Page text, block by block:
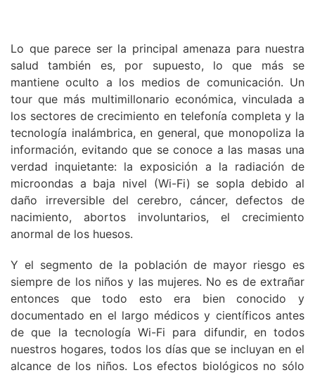
Lo que parece ser la principal amenaza para nuestra
salud también es, por supuesto, lo que más se
mantiene oculto a los medios de comunicación. Un
tour que más multimillonario económica, vinculada a
los sectores de crecimiento en telefonía completa y la
tecnología inalámbrica, en general, que monopoliza la
información, evitando que se conoce a las masas una
verdad inquietante: la exposición a la radiación de
microondas a baja nivel (Wi-Fi) se sopla debido al
daño irreversible del cerebro, cáncer, defectos de
nacimiento, abortos involuntarios, el crecimiento
anormal de los huesos.
Y el segmento de la población de mayor riesgo es
siempre de los niños y las mujeres. No es de extrañar
entonces que todo esto era bien conocido y
documentado en el largo médicos y científicos antes
de que la tecnología Wi-Fi para difundir, en todos
nuestros hogares, todos los días que se incluyan en el
alcance de los niños. Los efectos biológicos no sólo